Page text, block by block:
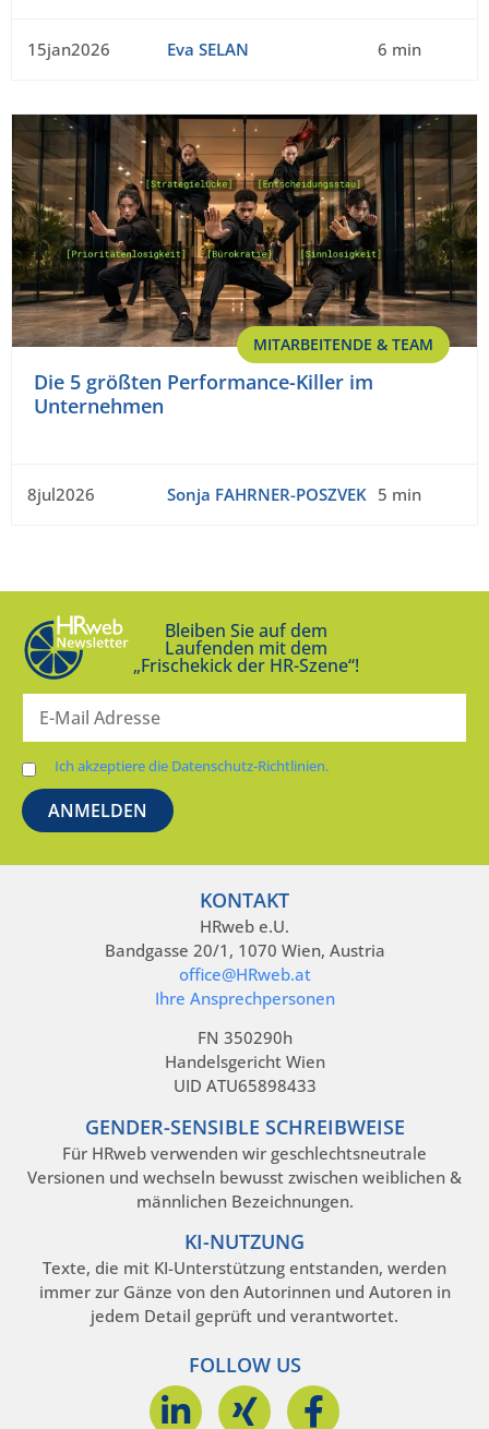
15jan2026 Eva SELAN 6 min
MITARBEITENDE & TEAM
Die 5 größten Performance-Killer im
Unternehmen
8jul2026 Sonja FAHRNER-POSZVEK 5 min
Bleiben Sie auf dem
Laufenden mit dem
„Frischekick der HR-Szene“!
Ich akzeptiere die Datenschutz-Richtlinien.
KONTAKT
HRweb e.U.
Bandgasse 20/1, 1070 Wien, Austria
office@HRweb.at
Ihre Ansprechpersonen
FN 350290h
Handelsgericht Wien
UID ATU65898433
GENDER-SENSIBLE SCHREIBWEISE
Für HRweb verwenden wir geschlechtsneutrale
Versionen und wechseln bewusst zwischen weiblichen &
männlichen Bezeichnungen.
KI-NUTZUNG
Texte, die mit KI-Unterstützung entstanden, werden
immer zur Gänze von den Autorinnen und Autoren in
jedem Detail geprüft und verantwortet.
FOLLOW US